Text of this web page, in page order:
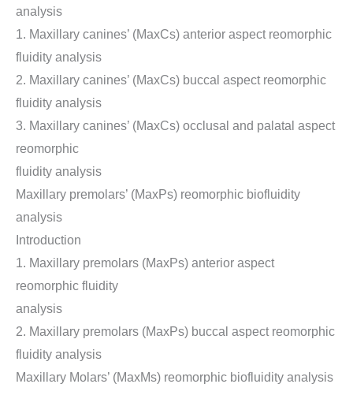
analysis
1. Maxillary canines’ (MaxCs) anterior aspect reomorphic
fluidity analysis
2. Maxillary canines’ (MaxCs) buccal aspect reomorphic
fluidity analysis
3. Maxillary canines’ (MaxCs) occlusal and palatal aspect
reomorphic
fluidity analysis
Maxillary premolars’ (MaxPs) reomorphic biofluidity
analysis
Introduction
1. Maxillary premolars (MaxPs) anterior aspect
reomorphic fluidity
analysis
2. Maxillary premolars (MaxPs) buccal aspect reomorphic
fluidity analysis
Maxillary Molars’ (MaxMs) reomorphic biofluidity analysis